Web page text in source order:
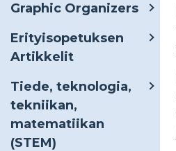
Graphic Organizers
Erityisopetuksen
Artikkelit
Tiede, teknologia,
tekniikan,
matematiikan
(STEM)